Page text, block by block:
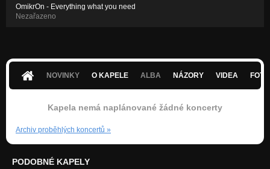
OmikrOn - Everything what you need
Nezařazeno
NOVINKY O KAPELE ALBA NÁZORY VIDEA
Kapela nemá naplánované žádné koncerty
Archiv proběhlých koncertů »
PODOBNÉ KAPELY